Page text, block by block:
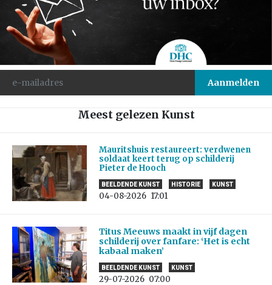
Meest gelezen Kunst
Mauritshuis restaureert: verdwenen
soldaat keert terug op schilderij
Pieter de Hooch
BEELDENDE KUNST HISTORIE KUNST
04-08-2026 17:01
Titus Meeuws maakt in vijf dagen
schilderij over fanfare: ‘Het is echt
kabaal maken’
BEELDENDE KUNST KUNST
29-07-2026 07:00